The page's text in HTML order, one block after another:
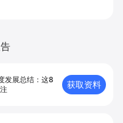
发展总结：这8
获取资料